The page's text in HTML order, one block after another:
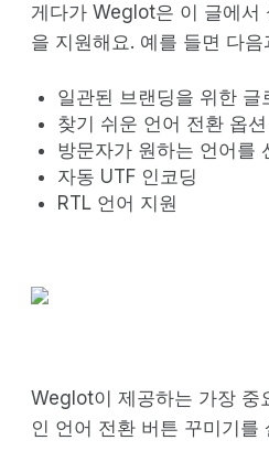
게다가 Weglot은 이 글에서
을 지원해요. 예를 들면 다음
일관된 브랜딩을 위한 글
찾기 쉬운 언어 전환 옵
방문자가 원하는 언어를
자동 UTF 인코딩
RTL 언어 지원
Weglot이 제공하는 가장 중
인 언어 전환 버튼 꾸미기를